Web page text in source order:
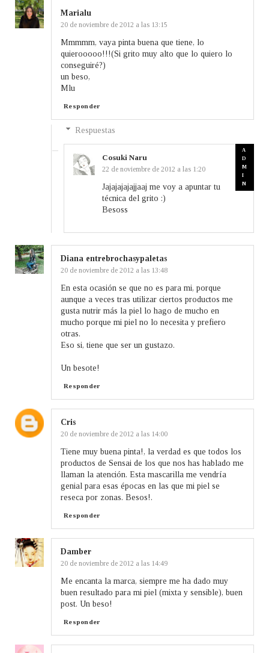
Marialu
20 de noviembre de 2012 a las 13:15
Mmmmm, vaya pinta buena que tiene, lo
quierooooo!!!(Si grito muy alto que lo quiero lo
conseguiré?)
un beso,
Mlu
Responder
Respuestas
Cosuki Naru
22 de noviembre de 2012 a las 1:20
Jajajajajajjaaj me voy a apuntar tu
técnica del grito :)
Besoss
Diana entrebrochasypaletas
20 de noviembre de 2012 a las 13:48
En esta ocasión se que no es para mi, porque
aunque a veces tras utilizar ciertos productos me
gusta nutrir más la piel lo hago de mucho en
mucho porque mi piel no lo necesita y prefiero
otras.
Eso si, tiene que ser un gustazo.
Un besote!
Responder
Cris
20 de noviembre de 2012 a las 14:00
Tiene muy buena pinta!, la verdad es que todos los
productos de Sensai de los que nos has hablado me
llaman la atención. Esta mascarilla me vendría
genial para esas épocas en las que mi piel se
reseca por zonas. Besos!.
Responder
Damber
20 de noviembre de 2012 a las 14:49
Me encanta la marca, siempre me ha dado muy
buen resultado para mi piel (mixta y sensible), buen
post. Un beso!
Responder